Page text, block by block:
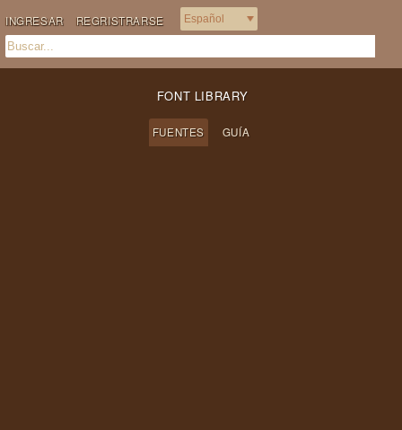
INGRESAR REGRISTRARSE
FONT LIBRARY
FUENTES GUÍA